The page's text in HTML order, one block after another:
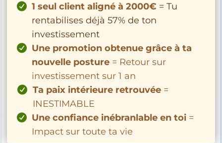
1 seul client aligné à 2000€ = Tu
rentabilises déjà 57% de ton
investissement
Une promotion obtenue grâce à ta
nouvelle posture = Retour sur
investissement sur 1 an
Ta paix intérieure retrouvée =
INESTIMABLE
Une confiance inébranlable en toi =
Impact sur toute ta vie